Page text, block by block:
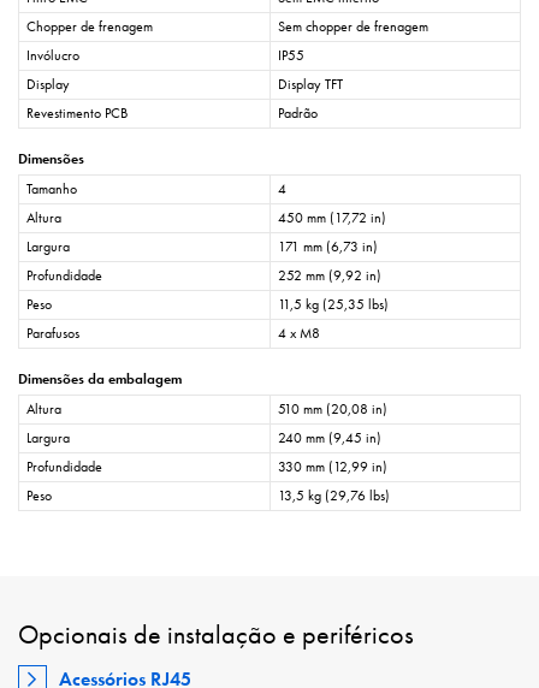
Chopper de frenagem
Sem chopper de frenagem
Invólucro
IP55
Display
Display TFT
Revestimento PCB
Padrão
Dimensões
Tamanho
4
Altura
450 mm (17,72 in)
Largura
171 mm (6,73 in)
Profundidade
252 mm (9,92 in)
Peso
11,5 kg (25,35 lbs)
Parafusos
4 x M8
Dimensões da embalagem
Altura
510 mm (20,08 in)
Largura
240 mm (9,45 in)
Profundidade
330 mm (12,99 in)
Peso
13,5 kg (29,76 lbs)
Opcionais de instalação e periféricos
Acessórios RJ45